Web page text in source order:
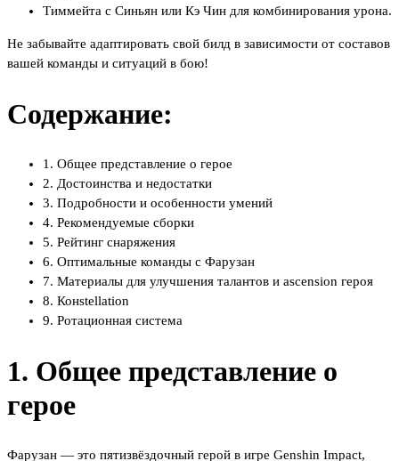
Тиммейта с Синьян или Кэ Чин для комбинирования урона.
Не забывайте адаптировать свой билд в зависимости от составов
вашей команды и ситуаций в бою!
Содержание:
1. Общее представление о герое
2. Достоинства и недостатки
3. Подробности и особенности умений
4. Рекомендуемые сборки
5. Рейтинг снаряжения
6. Оптимальные команды с Фарузан
7. Материалы для улучшения талантов и ascension героя
8. Конstellation
9. Ротационная система
1. Общее представление о
герое
Фарузан — это пятизвёздочный герой в игре Genshin Impact,